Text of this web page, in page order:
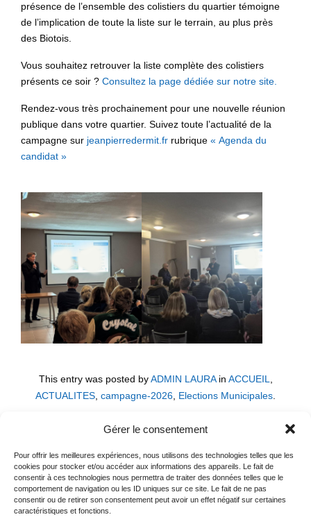
Gérer le consentement
Pour offrir les meilleures expériences, nous utilisons des technologies telles que les
cookies pour stocker et/ou accéder aux informations des appareils. Le fait de
consentir à ces technologies nous permettra de traiter des données telles que le
comportement de navigation ou les ID uniques sur ce site. Le fait de ne pas
consentir ou de retirer son consentement peut avoir un effet négatif sur certaines
caractéristiques et fonctions.
présence de l’ensemble des colistiers du quartier témoigne
de l’implication de toute la liste sur le terrain, au plus près
des Biotois.
Vous souhaitez retrouver la liste complète des colistiers
présents ce soir ? Consultez la page dédiée sur notre site.
Rendez-vous très prochainement pour une nouvelle réunion
publique dans votre quartier. Suivez toute l’actualité de la
campagne sur jeanpierredermit.fr rubrique « Agenda du
candidat »
This entry was posted by ADMIN LAURAin ACCUEIL
ACTUALITES campagne-2026 Elections Municipales
Previous Reading
← Nice-Matin (revue de presse) : Jean-Pierre Dermit
présente sa liste et son programme pour Biot 2026